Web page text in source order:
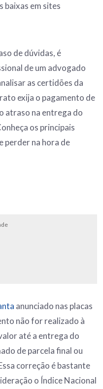
baixas em sites
de dúvidas, é
de um advogado
as certidões da
exija o pagamento de
atraso na entrega do
os principais
perder na hora de
anunciado nas placas
não for realizado à
até a entrega do
de parcela final ou
correção é bastante
o Índice Nacional